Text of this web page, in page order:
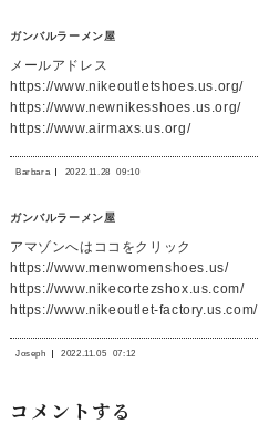
ガンバルラーメン屋
メールアドレス
https://www.nikeoutletshoes.us.org/
https://www.newnikesshoes.us.org/
https://www.airmaxs.us.org/
Barbara 2022.11.28 09:10
ガンバルラーメン屋
アマゾンへはココをクリック
https://www.menwomenshoes.us/
https://www.nikecortezshox.us.com/
https://www.nikeoutlet-factory.us.com/
Joseph 2022.11.05 07:12
コメントする